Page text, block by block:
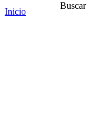
Inicio
Buscar